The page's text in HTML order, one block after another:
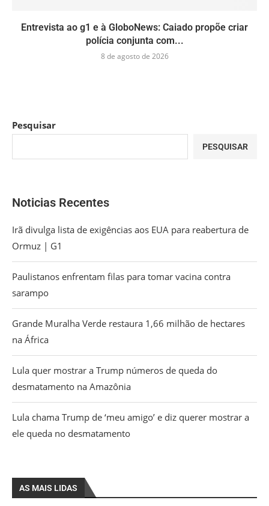
Entrevista ao g1 e à GloboNews: Caiado propõe criar
polícia conjunta com...
8 de agosto de 2026
Pesquisar
PESQUISAR
Noticias Recentes
Irã divulga lista de exigências aos EUA para reabertura de
Ormuz | G1
Paulistanos enfrentam filas para tomar vacina contra
sarampo
Grande Muralha Verde restaura 1,66 milhão de hectares
na África
Lula quer mostrar a Trump números de queda do
desmatamento na Amazônia
Lula chama Trump de ‘meu amigo’ e diz querer mostrar a
ele queda no desmatamento
AS MAIS LIDAS